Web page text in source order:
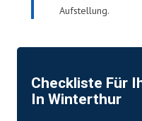
Aufstellung.
Checkliste Für
In Winterthur